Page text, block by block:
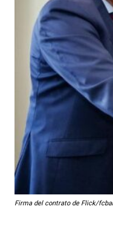
Firma del contrato de Flick/